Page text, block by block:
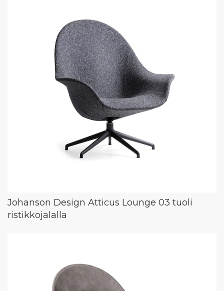
Johanson Design Atticus Lounge 03 tuoli
ristikkojalalla